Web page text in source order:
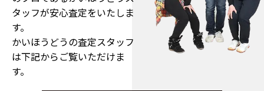
タッフが安心査定をいたしま
す。
かいほうどうの査定スタッフ
は下記からご覧いただけま
す。